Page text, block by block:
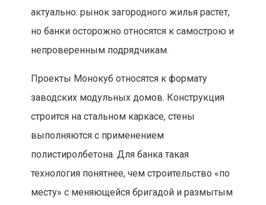
актуально: рынок загородного жилья растет,
но банки осторожно относятся к самострою и
непроверенным подрядчикам.
Проекты Монокуб относятся к формату
заводских модульных домов. Конструкция
строится на стальном каркасе, стены
выполняются с применением
полистиролбетона. Для банка такая
технология понятнее, чем строительство «по
месту» с меняющейся бригадой и размытым